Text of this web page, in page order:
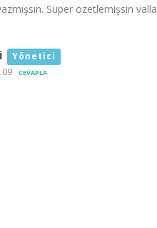
Süper özetlemişsin valla
Yönetici
CEVAPLA